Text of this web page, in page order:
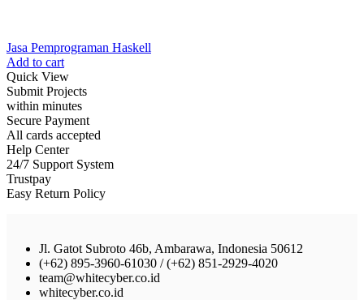
Jasa Pemprograman Haskell
Add to cart
Quick View
Submit Projects
within minutes
Secure Payment
All cards accepted
Help Center
24/7 Support System
Trustpay
Easy Return Policy
Jl. Gatot Subroto 46b, Ambarawa, Indonesia 50612
(+62) 895-3960-61030 / (+62) 851-2929-4020
team@whitecyber.co.id
whitecyber.co.id